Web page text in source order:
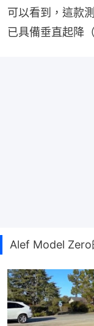
可以看到，這款
已具備垂直起降
Alef Model Zero